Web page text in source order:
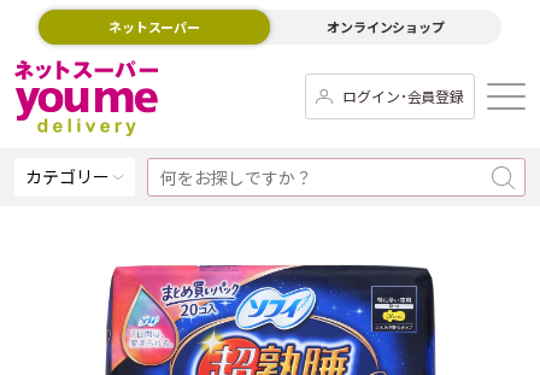
ネットスーパー オンラインショップ
ログイン･会員登録
カテゴリー